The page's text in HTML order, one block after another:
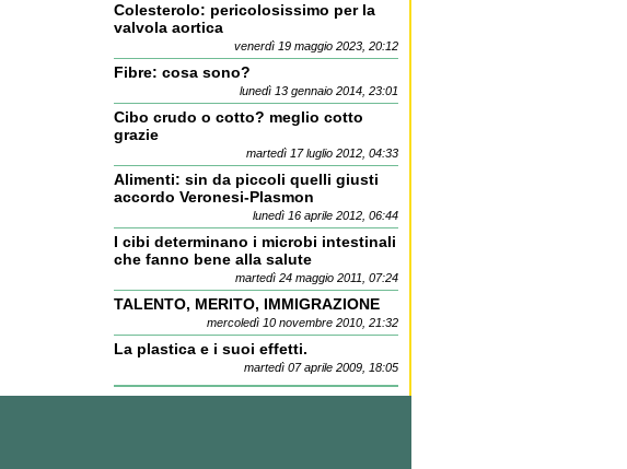
Colesterolo: pericolosissimo per la
valvola aortica
venerdì 19 maggio 2023, 20:12
Fibre: cosa sono?
lunedì 13 gennaio 2014, 23:01
Cibo crudo o cotto? meglio cotto
grazie
martedì 17 luglio 2012, 04:33
Alimenti: sin da piccoli quelli giusti
accordo Veronesi-Plasmon
lunedì 16 aprile 2012, 06:44
I cibi determinano i microbi intestinali
che fanno bene alla salute
martedì 24 maggio 2011, 07:24
TALENTO, MERITO, IMMIGRAZIONE
mercoledì 10 novembre 2010, 21:32
La plastica e i suoi effetti.
martedì 07 aprile 2009, 18:05